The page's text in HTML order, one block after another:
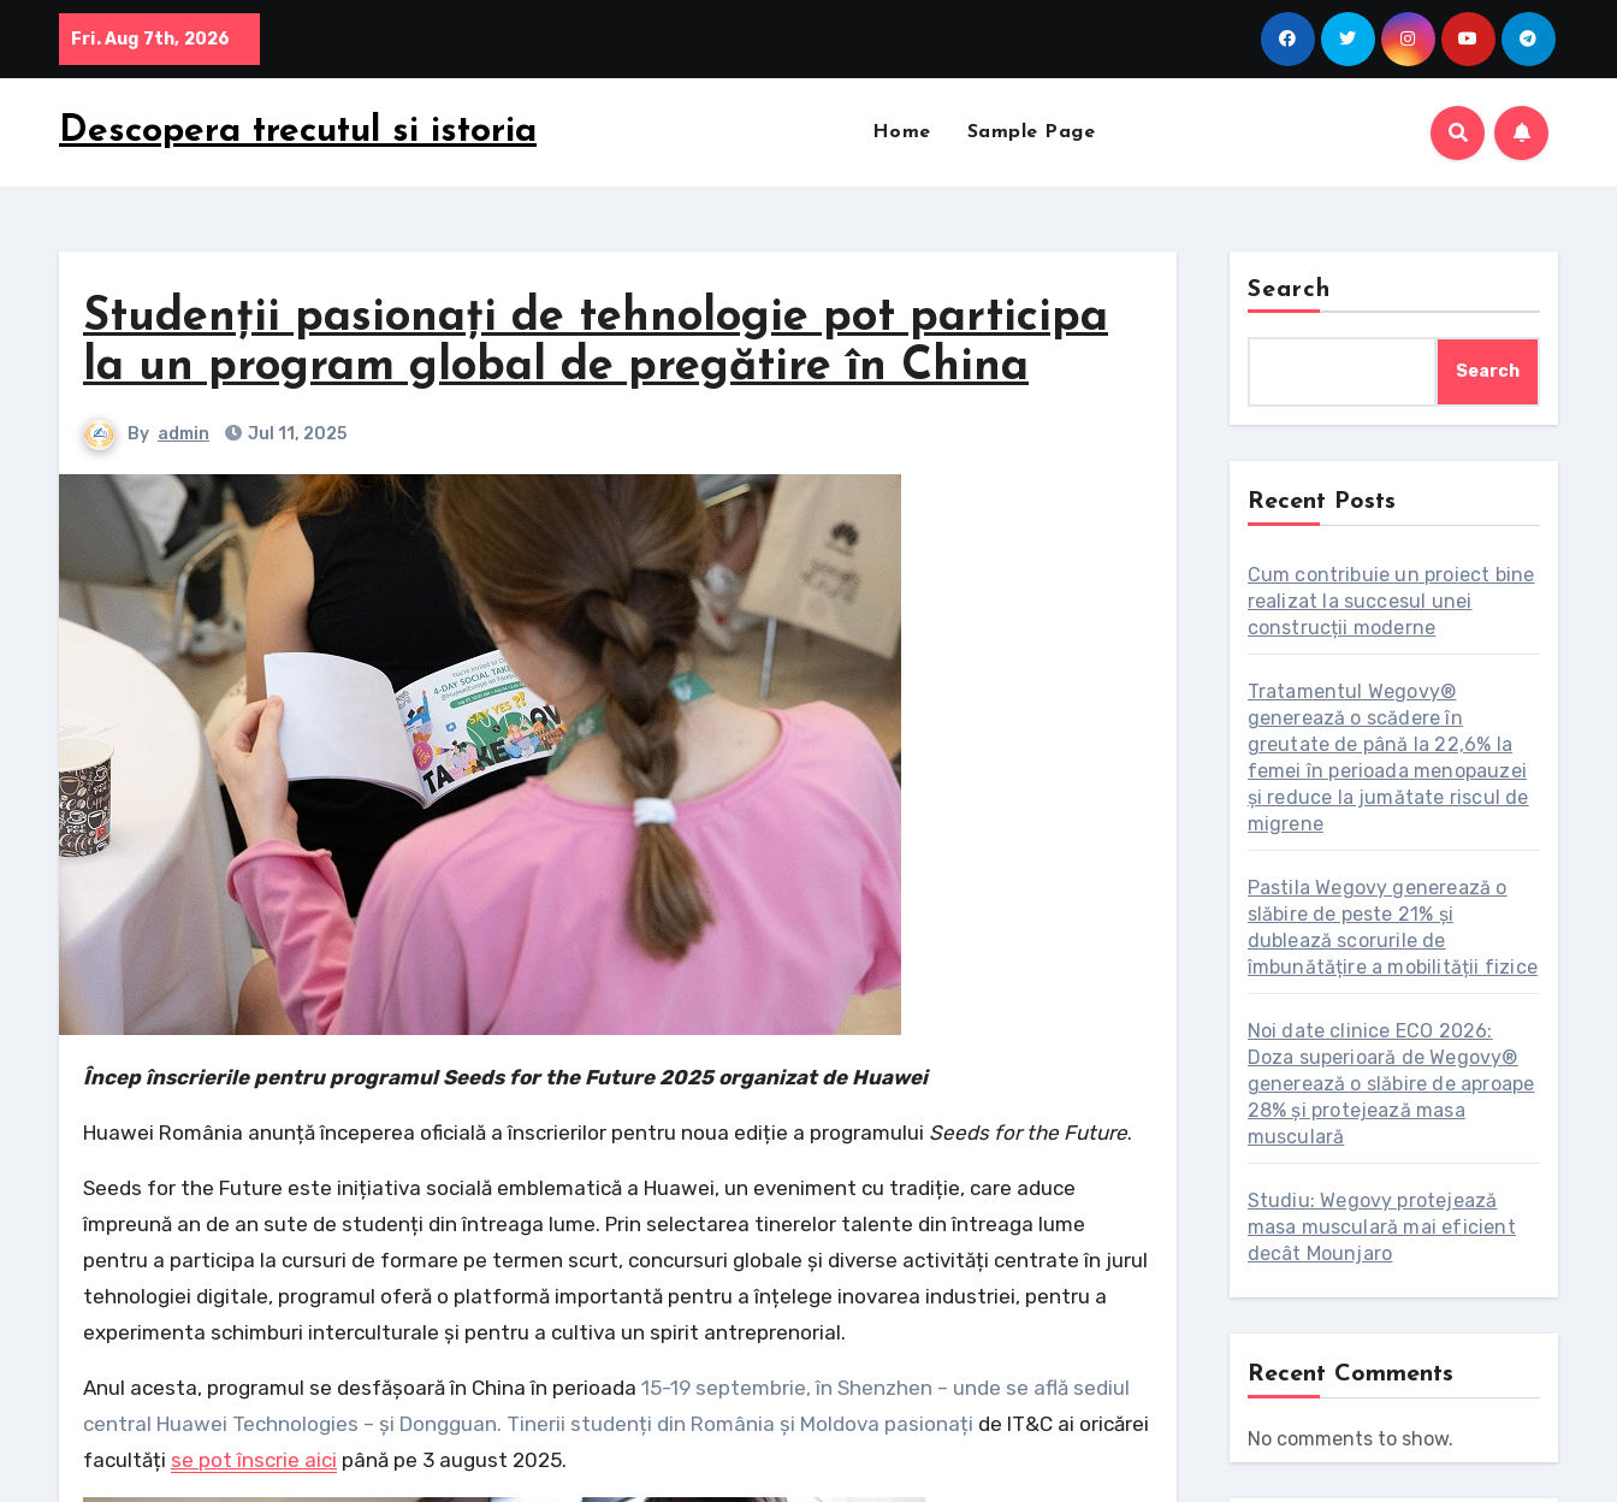
content
Fri. Aug 7th, 2026
Descopera trecutul si istoria Home Sample Page
Studenții pasionați de tehnologie pot participa
la un program global de pregătire în China
By admin Jul 11, 2025
Încep înscrierile pentru programul Seeds for the Future 2025 organizat de Huawei
Huawei România anunță începerea oficială a înscrierilor pentru noua ediție a programului Seeds for the Future.
Seeds for the Future este inițiativa socială emblematică a Huawei, un eveniment cu tradiție, care aduce
împreună an de an sute de studenți din întreaga lume. Prin selectarea tinerelor talente din întreaga lume
pentru a participa la cursuri de formare pe termen scurt, concursuri globale și diverse activități centrate în jurul
tehnologiei digitale, programul oferă o platformă importantă pentru a înțelege inovarea industriei, pentru a
experimenta schimburi interculturale și pentru a cultiva un spirit antreprenorial.
Anul acesta, programul se desfășoară în China în perioada 15-19 septembrie, în Shenzhen – unde se află sediul
central Huawei Technologies – și Dongguan. Tinerii studenți din România și Moldova pasionați de IT&C ai oricărei
facultăți se pot înscrie aici până pe 3 august 2025.
Search
Search
Recent Posts
Cum contribuie un proiect bine
realizat la succesul unei
construcții moderne
Tratamentul Wegovy®
generează o scădere în
greutate de până la 22,6% la
femei în perioada menopauzei
și reduce la jumătate riscul de
migrene
Pastila Wegovy generează o
slăbire de peste 21% și
dublează scorurile de
îmbunătățire a mobilității fizice
Noi date clinice ECO 2026:
Doza superioară de Wegovy®
generează o slăbire de aproape
28% și protejează masa
musculară
Studiu: Wegovy protejează
masa musculară mai eficient
decât Mounjaro
Recent Comments
No comments to show.